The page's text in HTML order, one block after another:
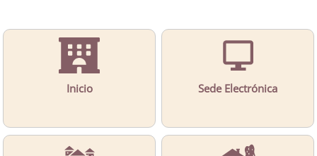
Inicio Sede Electrónica